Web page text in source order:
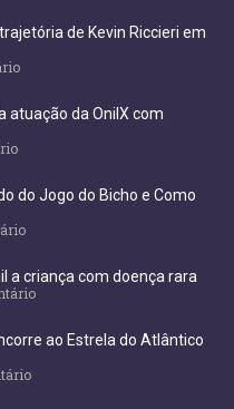
de Kevin Riccieri em
atuação da OnilX com
do Jogo do Bicho e Como
a criança com doença rara
ao Estrela do Atlântico